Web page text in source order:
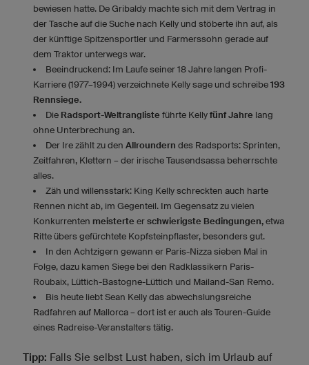
bewiesen hatte. De Gribaldy machte sich mit dem Vertrag in
der Tasche auf die Suche nach Kelly und stöberte ihn auf, als
der künftige Spitzensportler und Farmerssohn gerade auf
dem Traktor unterwegs war.
Beeindruckend: Im Laufe seiner 18 Jahre langen Profi-
Karriere (1977–1994) verzeichnete Kelly sage und schreibe 193
Rennsiege.
Die Radsport-Weltrangliste führte Kelly fünf Jahre lang
ohne Unterbrechung an.
Der Ire zählt zu den Allroundern des Radsports: Sprinten,
Zeitfahren, Klettern – der irische Tausendsassa beherrschte
alles.
Zäh und willensstark: King Kelly schreckten auch harte
Rennen nicht ab, im Gegenteil. Im Gegensatz zu vielen
Konkurrenten meisterte er schwierigste Bedingungen, etwa
Ritte übers gefürchtete Kopfsteinpflaster, besonders gut.
In den Achtzigern gewann er Paris-Nizza sieben Mal in
Folge, dazu kamen Siege bei den Radklassikern Paris-
Roubaix, Lüttich-Bastogne-Lüttich und Mailand-San Remo.
Bis heute liebt Sean Kelly das abwechslungsreiche
Radfahren auf Mallorca – dort ist er auch als Touren-Guide
eines Radreise-Veranstalters tätig.
Tipp: Falls Sie selbst Lust haben, sich im Urlaub auf